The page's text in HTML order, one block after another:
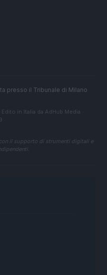
presso il Tribunale di Milano
in Italia da AdHub Media
il supporto di strumenti digitali e